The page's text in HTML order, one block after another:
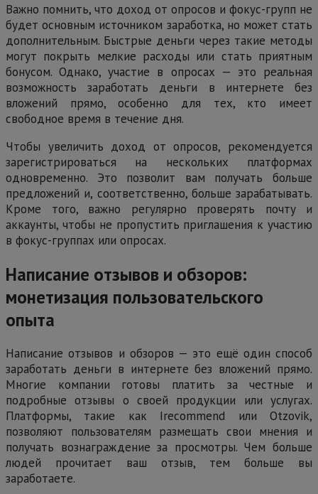
Важно помнить, что доход от опросов и фокус-групп не
будет основным источником заработка, но может стать
дополнительным. Быстрые деньги через такие методы
могут покрыть мелкие расходы или стать приятным
бонусом. Однако, участие в опросах — это реальная
возможность заработать деньги в интернете без
вложений прямо, особенно для тех, кто имеет
свободное время в течение дня.
Чтобы увеличить доход от опросов, рекомендуется
зарегистрироваться на нескольких платформах
одновременно. Это позволит вам получать больше
предложений и, соответственно, больше зарабатывать.
Кроме того, важно регулярно проверять почту и
аккаунты, чтобы не пропустить приглашения к участию
в фокус-группах или опросах.
Написание отзывов и обзоров:
монетизация пользовательского
опыта
Написание отзывов и обзоров — это ещё один способ
заработать деньги в интернете без вложений прямо.
Многие компании готовы платить за честные и
подробные отзывы о своей продукции или услугах.
Платформы, такие как Irecommend или Otzovik,
позволяют пользователям размещать свои мнения и
получать вознаграждение за просмотры. Чем больше
людей прочитает ваш отзыв, тем больше вы
заработаете.